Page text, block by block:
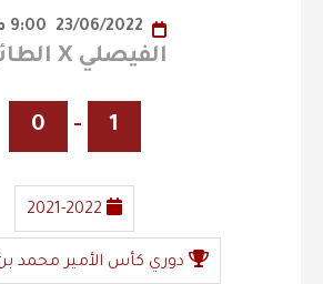
الفيصلي X الطائي
1
-
0
2021-2022
دوري كأس الأمير محمد